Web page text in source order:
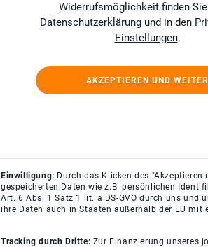
Widerrufsmöglichkeit finden
Datenschutzerklärungund in den
Einstellungen.
AKZEPTIEREN UND WEITER
Einwilligung: Durch das Klicken des
gespeicherten Daten wie z.B. persönlichen
Art. 6 Abs. 1 Satz 1 lit. a DS-GVO durch uns und
ihre Daten auch in Staaten außerhalb der EU mit
Tracking durch Dritte: Zur Finanzierung unseres